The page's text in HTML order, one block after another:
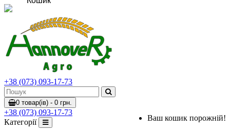
+38 (073) 093-17-73
0 товар(ів) - 0 грн.
Ваш кошик порожній!
+38 (073) 093-17-73
Категорії